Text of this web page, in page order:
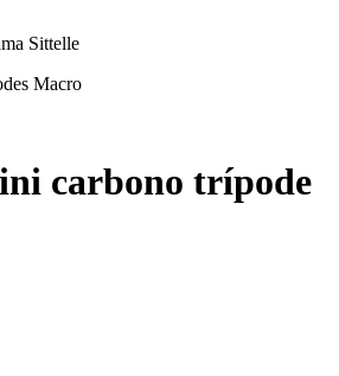
Sittelle
Macro
carbono trípode